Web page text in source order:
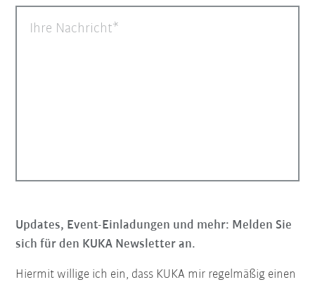
Ihre Nachricht
Updates, Event-Einladungen und mehr: Melden Sie
sich für den KUKA Newsletter an.
Hiermit willige ich ein, dass KUKA mir regelmäßig einen